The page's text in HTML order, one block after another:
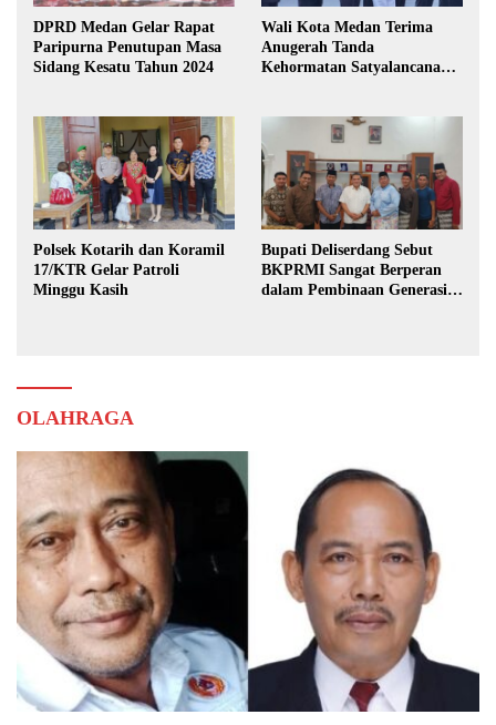
DPRD Medan Gelar Rapat
Paripurna Penutupan Masa
Sidang Kesatu Tahun 2024
Wali Kota Medan Terima
Anugerah Tanda
Kehormatan Satyalancana
Polsek Kotarih dan Koramil
17/KTR Gelar Patroli
Minggu Kasih
Bupati Deliserdang Sebut
BKPRMI Sangat Berperan
dalam Pembinaan Generasi
OLAHRAGA